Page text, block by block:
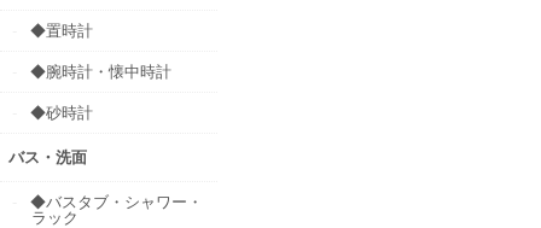
◆置時計
◆腕時計・懐中時計
◆砂時計
バス・洗面
◆バスタブ・シャワー・
ラック